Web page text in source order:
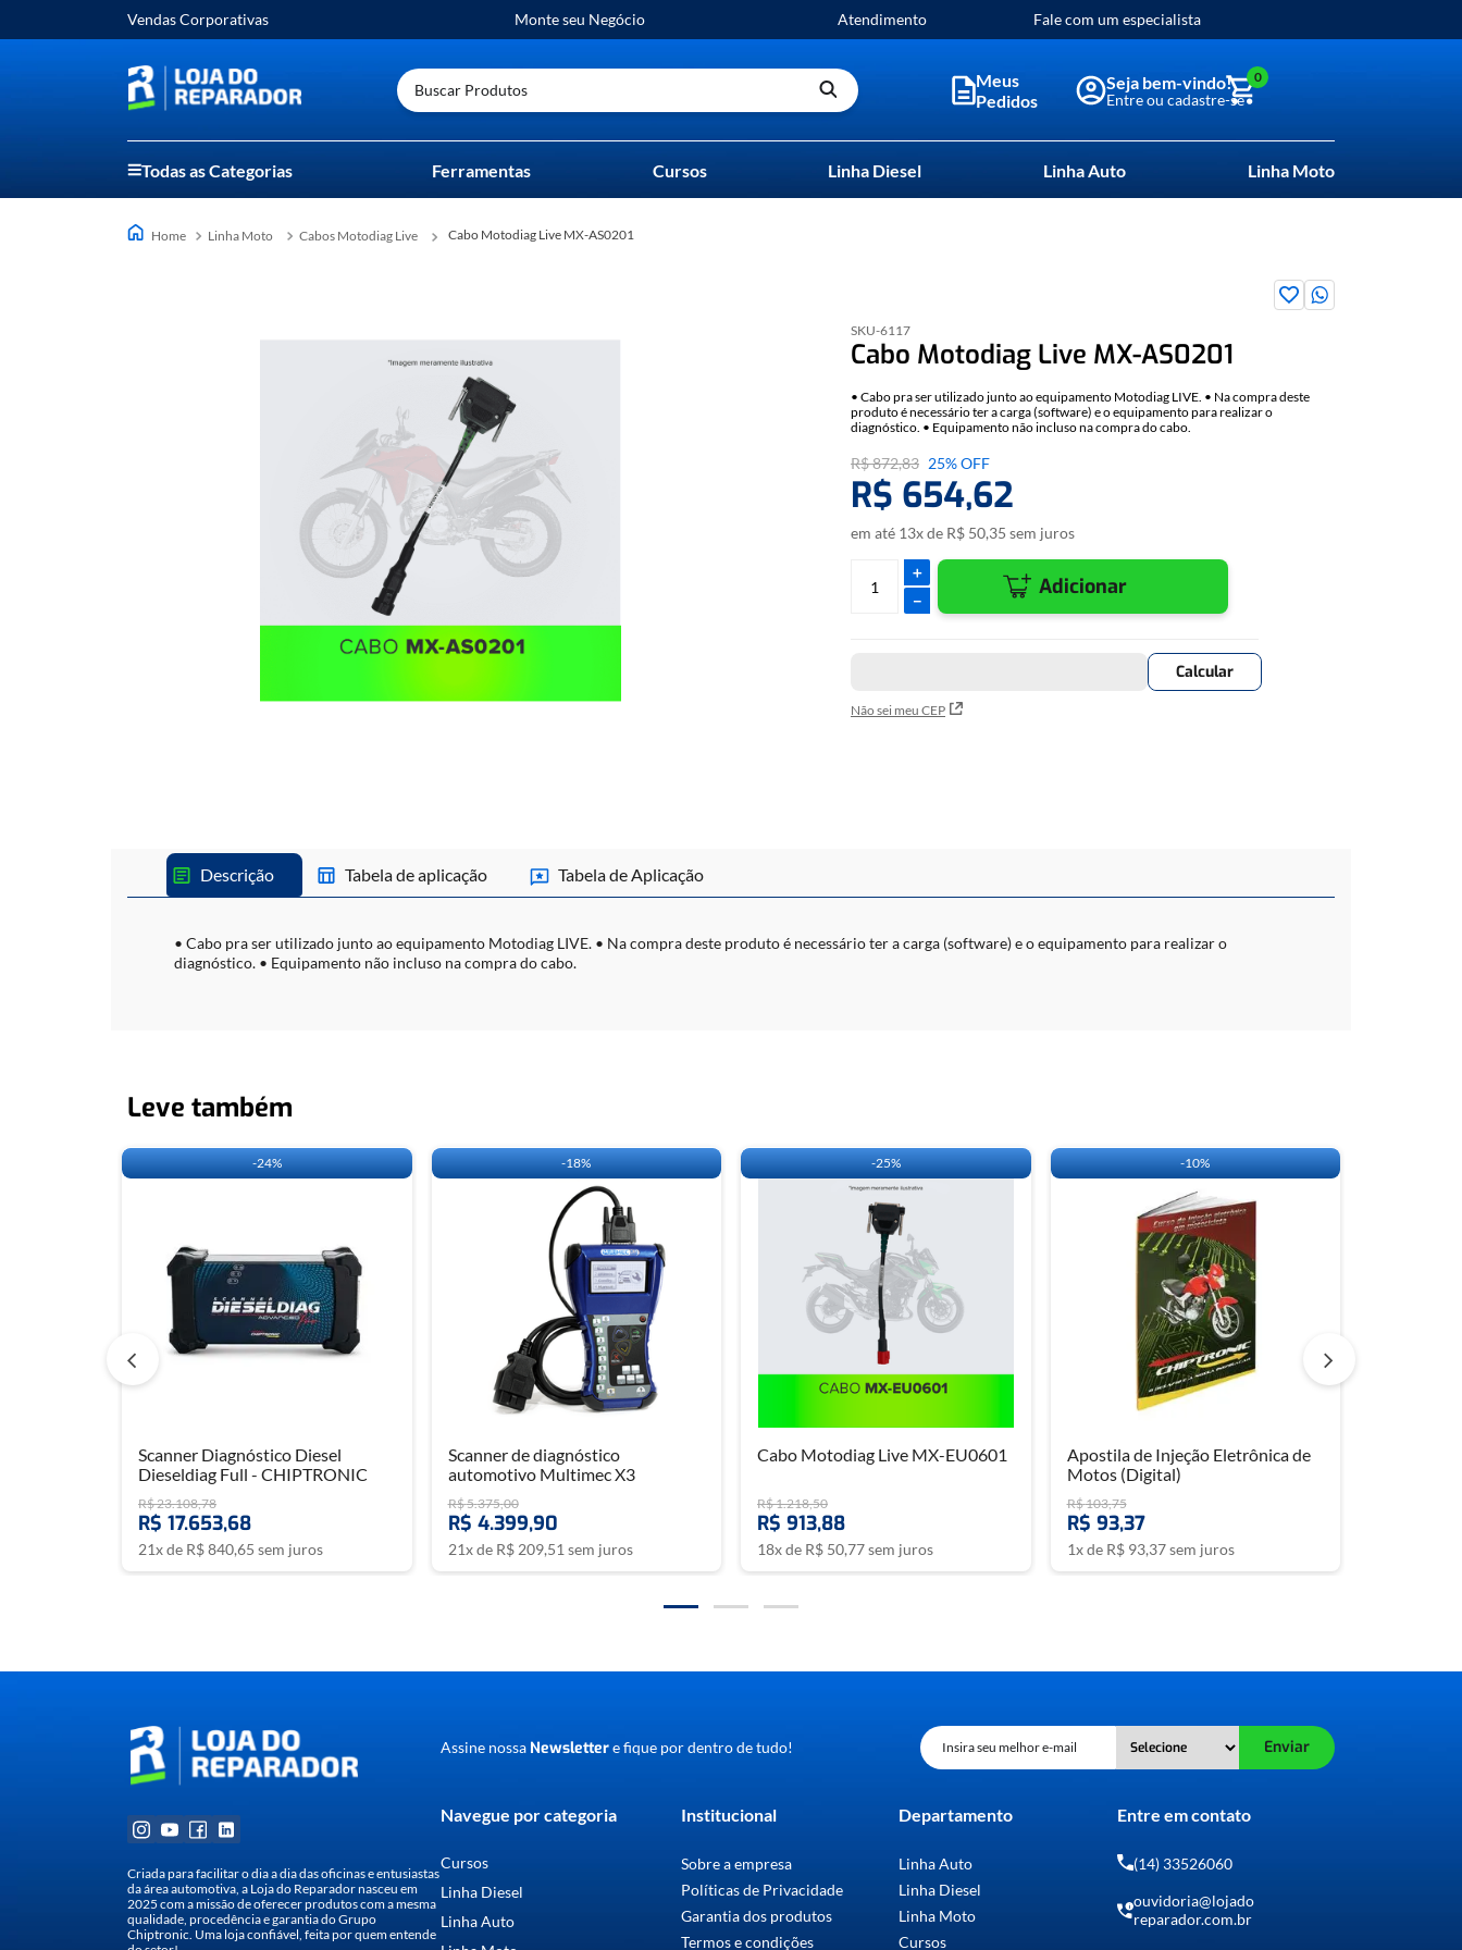
Vendas Corporativas Monte seu Negócio Atendimento Fale com um especialista
Buscar Produtos
Meus
Pedidos
0
Cursos Linha Diesel Linha Auto Linha Moto
Ferramentas
Todas as Categorias
Linha Moto Cabos Motodiag Live Cabo Motodiag Live MX-AS0201
SKU-6117
Cabo Motodiag Live MX-AS0201
• Cabo pra ser utilizado junto ao equipamento Motodiag LIVE. • Na compra deste
produto é necessário ter a carga (software) e o equipamento para realizar o
diagnóstico. • Equipamento não incluso na compra do cabo.
R$872,83 25%OFF
R$ 654,62
em até 13x de R$ 50,35 sem juros
＋
－
Adicionar
Não sei meu CEP
Descrição Tabela de aplicação Tabela de Aplicação
• Cabo pra ser utilizado junto ao equipamento Motodiag LIVE. • Na compra deste produto é necessário ter a carga (software) e o equipamento para realizar o
diagnóstico. • Equipamento não incluso na compra do cabo.
Leve também
-24%
Scanner Diagnóstico Diesel
Dieseldiag Full - CHIPTRONIC
R$23.108,78
R$ 17.653,68
21x de R$840,65 sem juros
-18%
Scanner de diagnóstico
automotivo Multimec X3
R$5.375,00
R$ 4.399,90
21x de R$ 209,51 sem juros
-25%
Cabo Motodiag Live MX-EU0601
R$1.218,50
R$ 913,88
18x de R$ 50,77sem juros
-10%
Apostila de Injeção Eletrônica de
Motos (Digital)
R$103,75
R$ 93,37
1x de R$ 93,37sem juros
Criada para facilitar o dia a dia das oficinas e entusiastas
da área automotiva, a Loja do Reparador nasceu em
2025 com a missão de oferecer produtos com a mesma
qualidade, procedência e garantia do Grupo
Chiptronic. Uma loja confiável, feita por quem entende
Assine nossa Newslettere fique por dentro de tudo! Enviar
Navegue por categoria
Cursos
Linha Diesel
Linha Auto
Institucional
Sobre a empresa
Políticas de Privacidade
Garantia dos produtos
Termos e condições
Departamento
Linha Auto
Linha Diesel
Linha Moto
Cursos
Entre em contato
(14) 33526060
ouvidoria@lojado
reparador.com.br